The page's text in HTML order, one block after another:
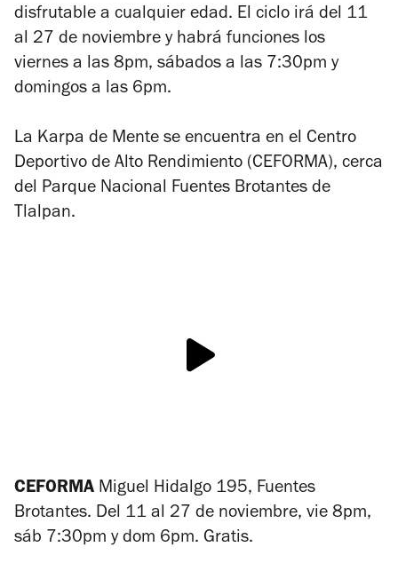
disfrutable a cualquier edad. El ciclo irá del 11
al 27 de noviembre y habrá funciones los
viernes a las 8pm, sábados a las 7:30pm y
domingos a las 6pm.
La Karpa de Mente se encuentra en el Centro
Deportivo de Alto Rendimiento (CEFORMA), cerca
del Parque Nacional Fuentes Brotantes de
Tlalpan.
CEFORMA Miguel Hidalgo 195, Fuentes
Brotantes. Del 11 al 27 de noviembre, vie 8pm,
sáb 7:30pm y dom 6pm. Gratis.